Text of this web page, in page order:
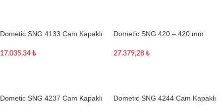
Dometic SNG 4133 Cam Kapaklı
17.035,34 ₺
Dometic SNG 420 – 420 mm
Eviye
27.379,28 ₺
Dometic SNG 4237 Cam Kapaklı
Dometic SNG 4244 Cam Kapaklı